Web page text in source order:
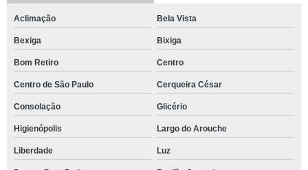
Aclimação Bela Vista
Bexiga Bixiga
Bom Retiro Centro
Centro de São Paulo Cerqueira César
Consolação Glicério
Higienópolis Largo do Arouche
Liberdade Luz